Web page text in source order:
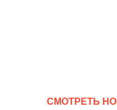
CМОТРЕТЬ